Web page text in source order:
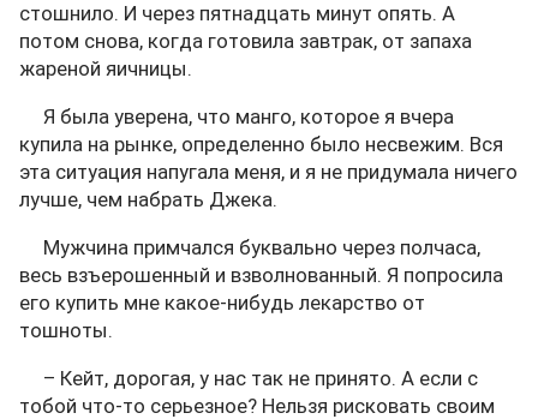
стошнило. И через пятнадцать минут опять. А
потом снова, когда готовила завтрак, от запаха
жареной яичницы.
Я была уверена, что манго, которое я вчера
купила на рынке, определенно было несвежим. Вся
эта ситуация напугала меня, и я не придумала ничего
лучше, чем набрать Джека.
Мужчина примчался буквально через полчаса,
весь взъерошенный и взволнованный. Я попросила
его купить мне какое-нибудь лекарство от
тошноты.
– Кейт, дорогая, у нас так не принято. А если с
тобой что-то серьезное? Нельзя рисковать своим